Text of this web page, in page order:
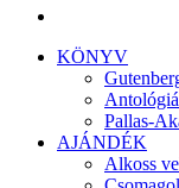
KÖNYV
Pallas-
AJÁNDÉK
Alkoss